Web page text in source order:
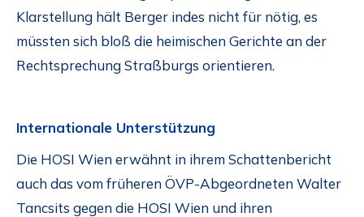
Klarstellung hält Berger indes nicht für nötig, es
müssten sich bloß die heimischen Gerichte an der
Rechtsprechung Straßburgs orientieren.
Internationale Unterstützung
Die HOSI Wien erwähnt in ihrem Schattenbericht
auch das vom früheren ÖVP-Abgeordneten Walter
Tancsits gegen die HOSI Wien und ihren